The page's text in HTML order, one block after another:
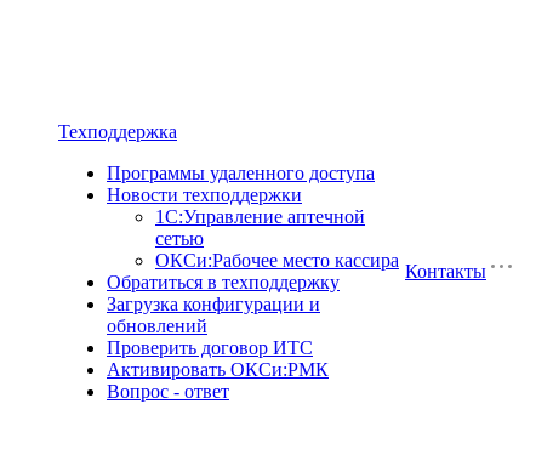
Техподдержка
Программы удаленного доступа
Новости техподдержки
1С:Управление аптечной
сетью
ОКСи:Рабочее место кассира
Обратиться в техподдержку
Загрузка конфигурации и
обновлений
Проверить договор ИТС
Активировать ОКСи:РМК
Вопрос - ответ
Контакты